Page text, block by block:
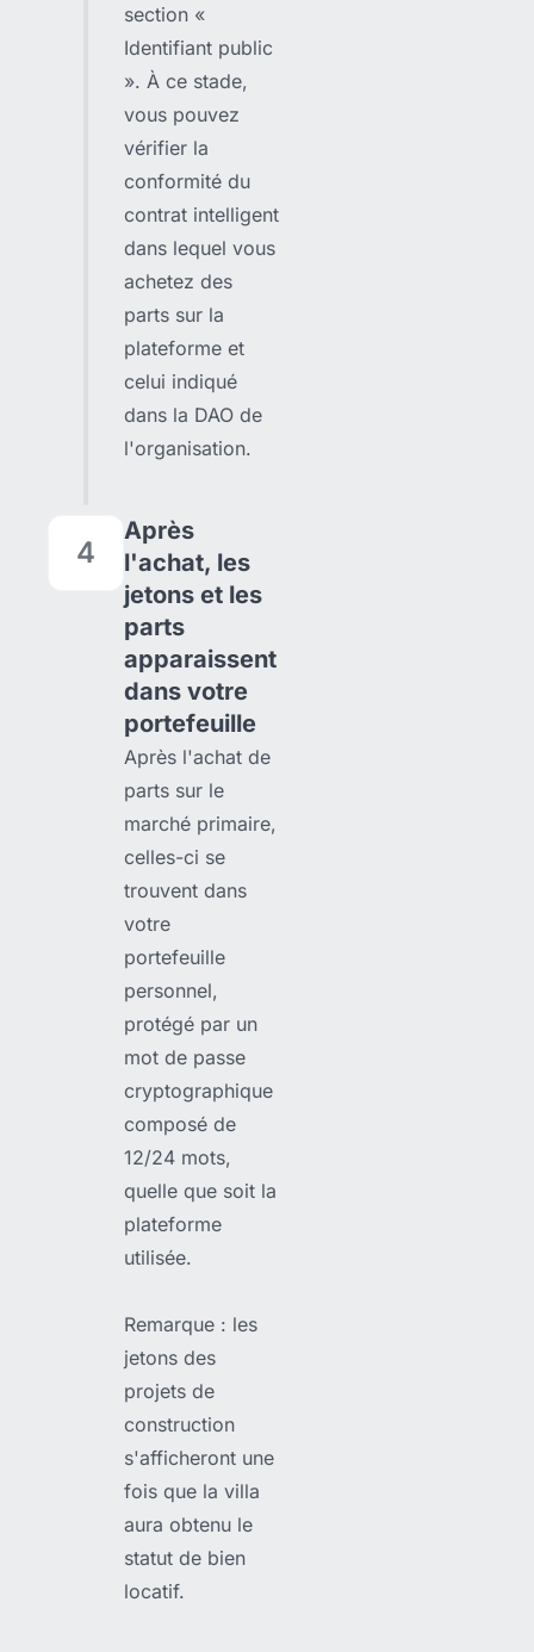
section «
Identifiant public
». À ce stade,
vous pouvez
vérifier la
conformité du
contrat intelligent
dans lequel vous
achetez des
parts sur la
plateforme et
celui indiqué
dans la DAO de
l'organisation.
4
Après
l'achat, les
jetons et les
parts
apparaissent
dans votre
portefeuille
Après l'achat de
parts sur le
marché primaire,
celles-ci se
trouvent dans
votre
portefeuille
personnel,
protégé par un
mot de passe
cryptographique
composé de
12/24 mots,
quelle que soit la
plateforme
utilisée.
Remarque : les
jetons des
projets de
construction
s'afficheront une
fois que la villa
aura obtenu le
statut de bien
locatif.